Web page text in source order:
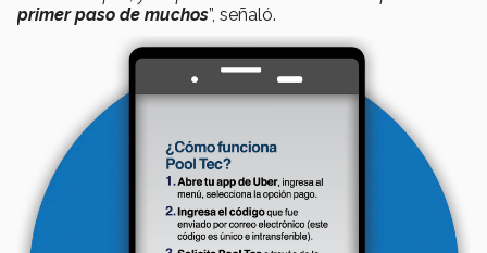
primer paso de muchos”, señaló.